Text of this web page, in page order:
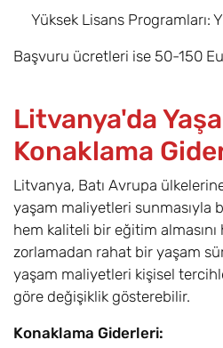
Yüksek Lisans Programları:
Başvuru ücretleri ise 50-150
Litvanya'da
Konaklama
Litvanya, Batı Avrupa
yaşam maliyetleri sunmasıyla
hem kaliteli bir eğitim
zorlamadan rahat bir yaşam
yaşam maliyetleri kişisel
göre değişiklik gösterebilir.
Konaklama Giderleri: